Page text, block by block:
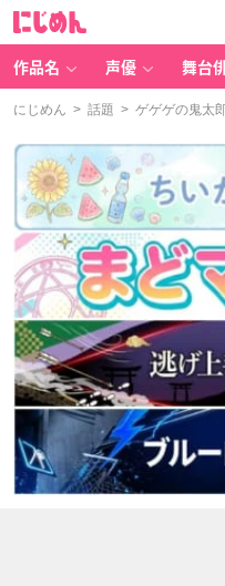
作品名 声優 舞台
にじめん > 話題 > ゲゲゲの鬼太